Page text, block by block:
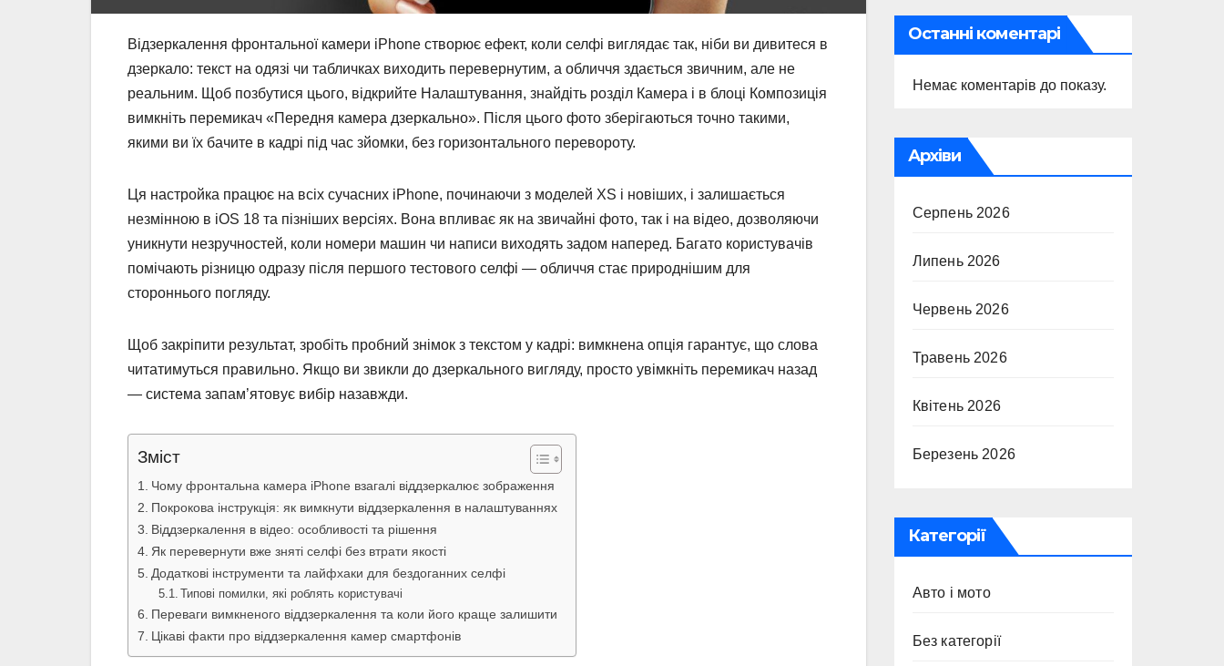
Відзеркалення фронтальної камери iPhone створює ефект, коли селфі виглядає так, ніби ви дивитеся в
дзеркало: текст на одязі чи табличках виходить перевернутим, а обличчя здається звичним, але не
реальним. Щоб позбутися цього, відкрийте Налаштування, знайдіть розділ Камера і в блоці Композиція
вимкніть перемикач «Передня камера дзеркально». Після цього фото зберігаються точно такими,
якими ви їх бачите в кадрі під час зйомки, без горизонтального перевороту.
Ця настройка працює на всіх сучасних iPhone, починаючи з моделей XS і новіших, і залишається
незмінною в iOS 18 та пізніших версіях. Вона впливає як на звичайні фото, так і на відео, дозволяючи
уникнути незручностей, коли номери машин чи написи виходять задом наперед. Багато користувачів
помічають різницю одразу після першого тестового селфі — обличчя стає природнішим для
стороннього погляду.
Щоб закріпити результат, зробіть пробний знімок з текстом у кадрі: вимкнена опція гарантує, що слова
читатимуться правильно. Якщо ви звикли до дзеркального вигляду, просто увімкніть перемикач назад
— система запам’ятовує вибір назавжди.
Зміст
Чому фронтальна камера iPhone взагалі віддзеркалює зображення
Покрокова інструкція: як вимкнути віддзеркалення в налаштуваннях
Віддзеркалення в відео: особливості та рішення
Як перевернути вже зняті селфі без втрати якості
Додаткові інструменти та лайфхаки для бездоганних селфі
Типові помилки, які роблять користувачі
Переваги вимкненого віддзеркалення та коли його краще залишити
Цікаві факти про віддзеркалення камер смартфонів
Останні коментарі
Немає коментарів до показу.
Архіви
Серпень 2026
Липень 2026
Червень 2026
Травень 2026
Квітень 2026
Березень 2026
Категорії
Авто і мото
Без категорії